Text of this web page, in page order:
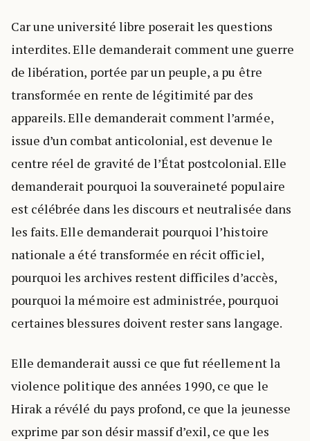
Car une université libre poserait les questions
interdites. Elle demanderait comment une guerre
de libération, portée par un peuple, a pu être
transformée en rente de légitimité par des
appareils. Elle demanderait comment l’armée,
issue d’un combat anticolonial, est devenue le
centre réel de gravité de l’État postcolonial. Elle
demanderait pourquoi la souveraineté populaire
est célébrée dans les discours et neutralisée dans
les faits. Elle demanderait pourquoi l’histoire
nationale a été transformée en récit officiel,
pourquoi les archives restent difficiles d’accès,
pourquoi la mémoire est administrée, pourquoi
certaines blessures doivent rester sans langage.
Elle demanderait aussi ce que fut réellement la
violence politique des années 1990, ce que le
Hirak a révélé du pays profond, ce que la jeunesse
exprime par son désir massif d’exil, ce que les